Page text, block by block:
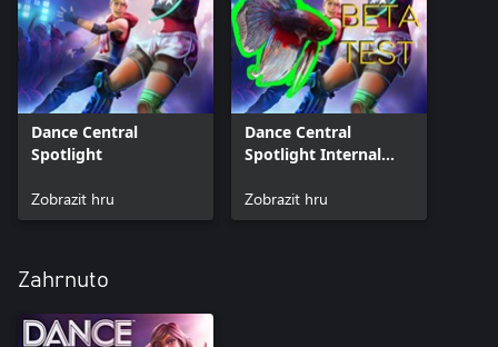
Dance Central
Spotlight
Zobrazit hru
Dance Central
Spotlight Internal
Zobrazit hru
Zahrnuto